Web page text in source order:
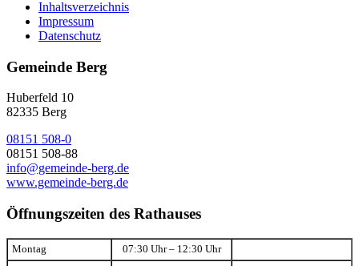
Inhaltsverzeichnis
Impressum
Datenschutz
Gemeinde Berg
Huberfeld 10
82335 Berg
08151 508-0
08151 508-88
info@gemeinde-berg.de
www.gemeinde-berg.de
Öffnungszeiten des Rathauses
Montag 07:30 Uhr – 12:30 Uhr